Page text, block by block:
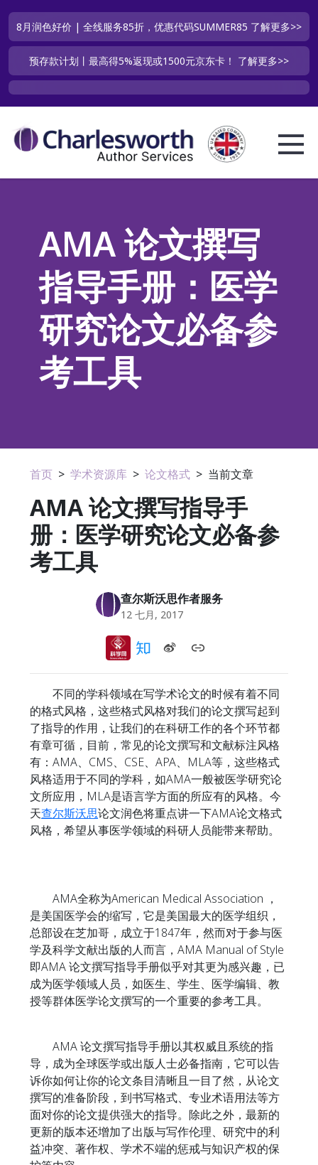
8月润色好价 | 全线服务85折，优惠代码SUMMER85 了解更多>>
预存款计划丨最高得5%返现或1500元京东卡！ 了解更多>>
AMA 论文撰写
指导手册：医学
研究论文必备参
考工具
首页 > 学术资源库 > 论文格式 > 当前文章
AMA 论文撰写指导手
册：医学研究论文必备参
考工具
查尔斯沃思作者服务
12 七月, 2017
不同的学科领域在写学术论文的时候有着不同
的格式风格，这些格式风格对我们的论文撰写起到
了指导的作用，让我们的在科研工作的各个环节都
有章可循，目前，常见的论文撰写和文献标注风格
有：AMA、CMS、CSE、APA、MLA等，这些格式
风格适用于不同的学科，如AMA一般被医学研究论
文所应用，MLA是语言学方面的所应有的风格。今
天查尔斯沃思论文润色将重点讲一下AMA论文格式
风格，希望从事医学领域的科研人员能带来帮助。
AMA全称为American Medical Association ，
是美国医学会的缩写，它是美国最大的医学组织，
总部设在芝加哥，成立于1847年，然而对于参与医
学及科学文献出版的人而言，AMA Manual of Style
即AMA 论文撰写指导手册似乎对其更为感兴趣，已
成为医学领域人员，如医生、学生、医学编辑、教
授等群体医学论文撰写的一个重要的参考工具。
AMA 论文撰写指导手册以其权威且系统的指
导，成为全球医学或出版人士必备指南，它可以告
诉你如何让你的论文条目清晰且一目了然，从论文
撰写的准备阶段，到书写格式、专业术语用法等方
面对你的论文提供强大的指导。除此之外，最新的
更新的版本还增加了出版与写作伦理、研究中的利
益冲突、著作权、学术不端的惩戒与知识产权的保